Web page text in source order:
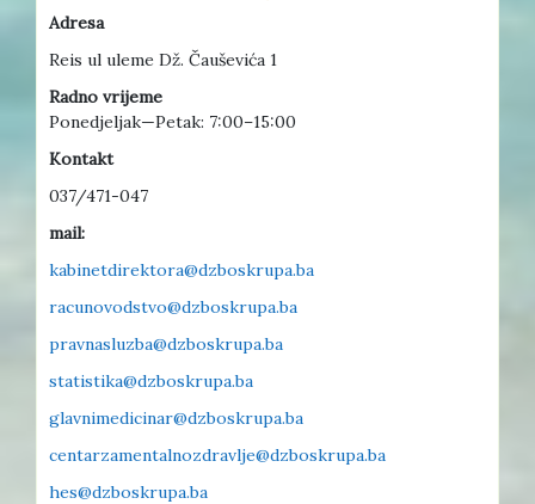
Adresa
Reis ul uleme Dž. Čauševića 1
Radno vrijeme
Ponedjeljak—Petak: 7:00–15:00
Kontakt
037/471-047
mail:
kabinetdirektora@dzboskrupa.ba
racunovodstvo@dzboskrupa.ba
pravnasluzba@dzboskrupa.ba
statistika@dzboskrupa.ba
glavnimedicinar@dzboskrupa.ba
centarzamentalnozdravlje@dzboskrupa.ba
hes@dzboskrupa.ba